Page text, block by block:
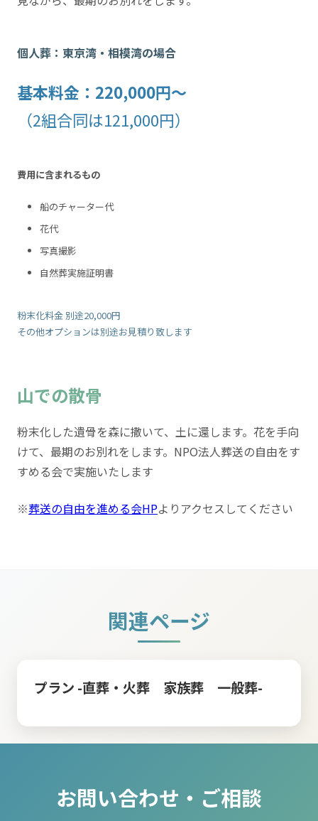
個人葬：東京湾・相模湾の場合
基本料金：220,000円～
（2組合同は121,000円）
費用に含まれるもの
船のチャーター代
花代
写真撮影
自然葬実施証明書
粉末化料金 別途20,000円
その他オプションは別途お見積り致します
山での散骨
粉末化した遺骨を森に撒いて、土に還します。花を手向
けて、最期のお別れをします。NPO法人葬送の自由をす
すめる会で実施いたします
※葬送の自由を進める会HPよりアクセスしてください
関連ページ
プラン -直葬・火葬 家族葬 一般葬-
お問い合わせ・ご相談